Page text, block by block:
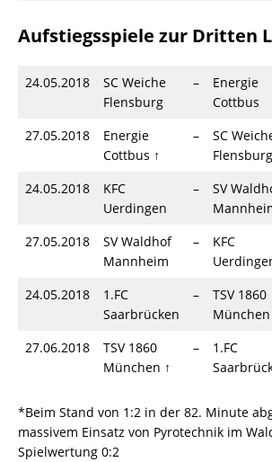
Aufstiegsspiele zur Dritten
24.05.2018
SC Weiche
Flensburg
–
Energie
Cottbus
27.05.2018
Energie
Cottbus ↑
–
SC
Flensburg
24.05.2018
KFC
Uerdingen
–
SV
27.05.2018
SV Waldhof
Mannheim
–
KFC
24.05.2018
1.FC
Saarbrücken
–
TSV 1860
München
27.06.2018
TSV 1860
München ↑
–
1.FC
*Beim Stand von 1:2 in der 82. Minute
massivem Einsatz von Pyrotechnik im
Spielwertung 0:2